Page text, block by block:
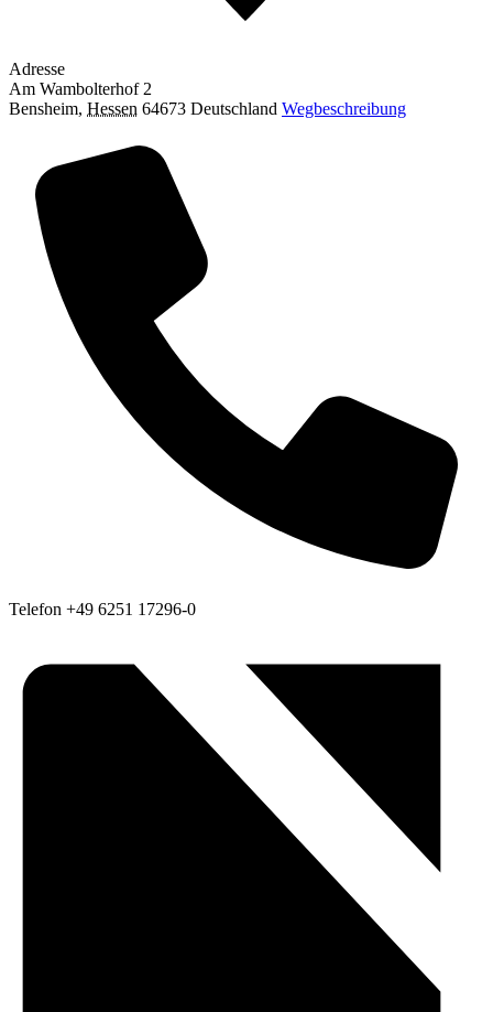
Adresse
Am Wambolterhof 2
Bensheim, Hessen 64673 Deutschland Wegbeschreibung
Telefon +49 6251 17296-0